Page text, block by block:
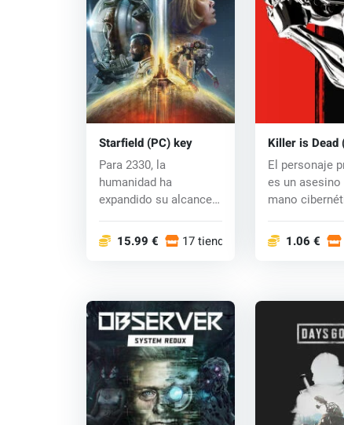
Starfield (PC) key
Para 2330, la
humanidad ha
expandido su alcance
sistema...
15.99 € 17 tiendas
Killer is Dead
key
El personaje
es un asesino
mano
1.06 €